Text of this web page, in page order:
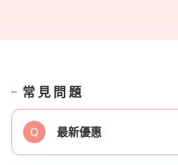
常見問題
Q 最新優惠